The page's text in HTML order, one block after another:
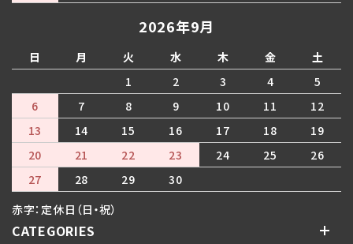
2026年9月
日 月 火 水 木 金
土
1
2 3 4
5
6
7 8 9 10 11
12
13
14 15 16 17 18
19
20
21 22 23 24 25
26
27
28 29
30
赤字：定休日（日・祝）
CATEGORIES